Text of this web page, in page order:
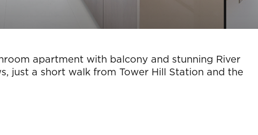
apartment with balcony and stunning River
just a short walk from Tower Hill Station and the